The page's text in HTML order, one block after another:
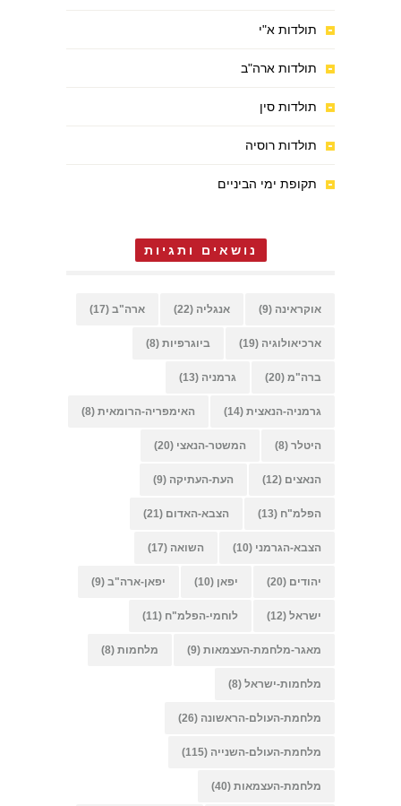
תולדות א"י
תולדות ארה"ב
תולדות סין
תולדות רוסיה
תקופת ימי הביניים
נושאים ותגיות
אוקראינה (9) אנגליה (22) ארה"ב (17)
ארכיאולוגיה (19) ביוגרפיות (8)
ברה"מ (20) גרמניה (13)
גרמניה-הנאצית (14) האימפריה-הרומאית (8)
היטלר (8) המשטר-הנאצי (20)
הנאצים (12) העת-העתיקה (9)
הפלמ"ח (13) הצבא-האדום (21)
הצבא-הגרמני (10) השואה (17)
יהודים (20) יפאן (10) יפאן-ארה"ב (9)
ישראל (12) לוחמי-הפלמ"ח (11)
מאגר-מלחמת-העצמאות (9) מלחמות (8)
מלחמות-ישראל (8)
מלחמת-העולם-הראשונה (26)
מלחמת-העולם-השנייה (115)
מלחמת-העצמאות (40)